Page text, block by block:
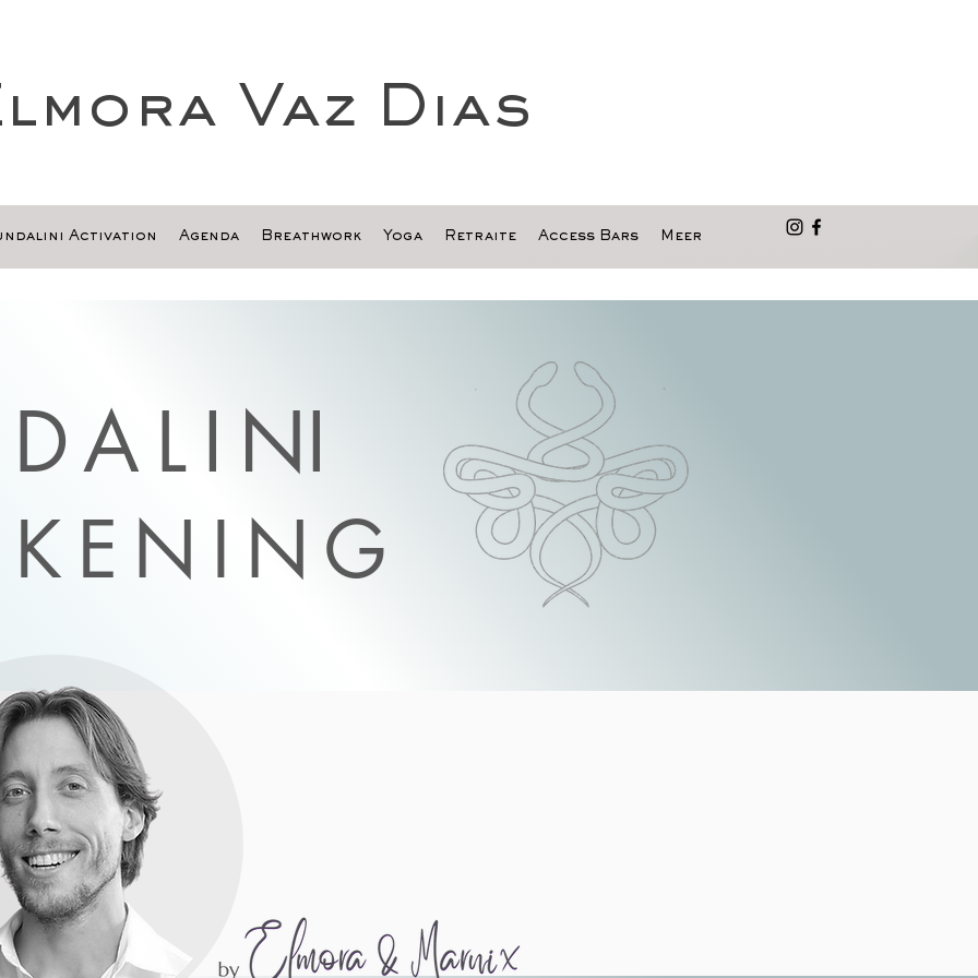
Vaz Dias
Activation Agenda Breathwork Yoga Retraite Access Bars Meer
NI